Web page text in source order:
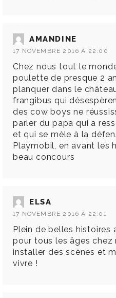
AMANDINE
17 NOVEMBRE 2016 À 22:00
Chez nous tout le
poulette de presque 2
planquer dans le
frangibus qui
des cow boys ne
parler du papa qui a
et qui se mèle à la
Playmobil, en avant les
beau concours
ELSA
17 NOVEMBRE 2016 À 22:01
Plein de belles
pour tous les âges chez
installer des scènes et
vivre !